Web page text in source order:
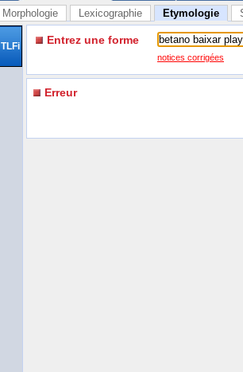
Morphologie Lexicographie Etymologie
TLFi Entrez une forme
notices corrigées
Erreur